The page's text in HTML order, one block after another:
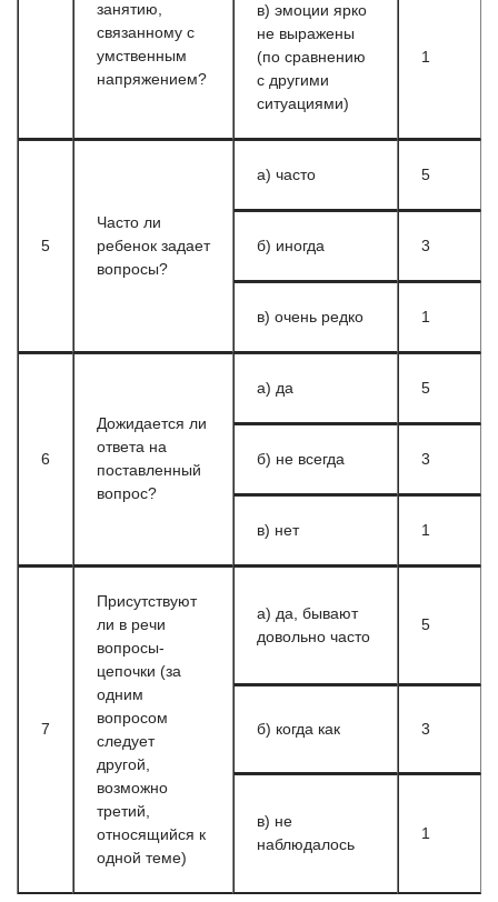
занятию,
связанному с
умственным
напряжением?
в) эмоции ярко
не выражены
(по сравнению
с другими
ситуациями)
1
5
Часто ли
ребенок задает
вопросы?
а) часто 5
б) иногда 3
в) очень редко 1
6
Дожидается ли
ответа на
поставленный
вопрос?
а) да 5
б) не всегда 3
в) нет 1
7
Присутствуют
ли в речи
вопросы-
цепочки (за
одним
вопросом
следует
другой,
возможно
третий,
относящийся к
одной теме)
а) да, бывают
довольно часто
5
б) когда как 3
в) не
наблюдалось
1